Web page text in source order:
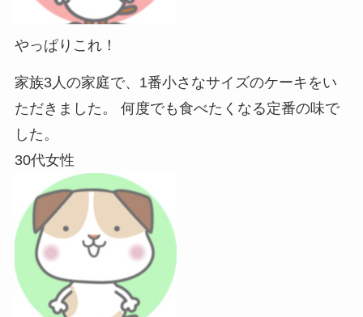
やっぱりこれ！
家族3人の家庭で、1番小さなサイズのケーキをい
ただきました。 何度でも食べたくなる定番の味で
した。
30代女性